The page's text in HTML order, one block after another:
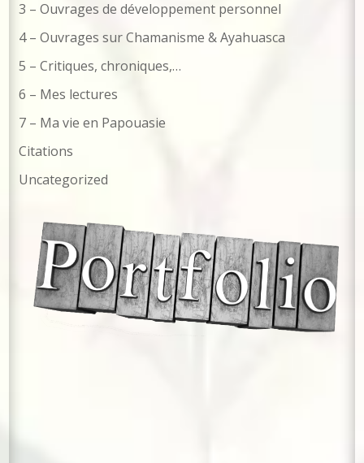
3 – Ouvrages de développement personnel
4 – Ouvrages sur Chamanisme & Ayahuasca
5 – Critiques, chroniques,…
6 – Mes lectures
7 – Ma vie en Papouasie
Citations
Uncategorized